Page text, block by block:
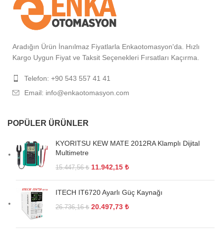
Aradığın Ürün İnanılmaz Fiyatlarla Enkaotomasyon'da. Hızlı
Kargo Uygun Fiyat ve Taksit Seçenekleri Fırsatları Kaçırma.
Telefon: +90 543 557 41 41
Email: info@enkaotomasyon.com
POPÜLER ÜRÜNLER
KYORITSU KEW MATE 2012RA Klamplı Dijital
Multimetre
15.447,56₺ 11.942,15 ₺
ITECH IT6720 Ayarlı Güç Kaynağı
26.736,16₺ 20.497,73 ₺